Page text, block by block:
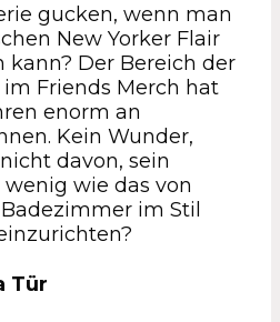
gucken, wenn man
New Yorker Flair
kann? Der Bereich der
Friends Merch hat
enorm an
Kein Wunder,
davon, sein
wie das von
im Stil
Tür